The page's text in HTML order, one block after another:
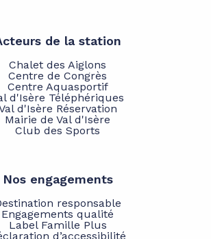
de la station
Chalet des Aiglons
Centre de Congrès
Centre Aquasportif
d'Isère Téléphériques
d'Isère Réservation
Mairie de Val d'Isère
Club des Sports
Nos engagements
responsable
Engagements qualité
Label Famille Plus
d’accessibilité